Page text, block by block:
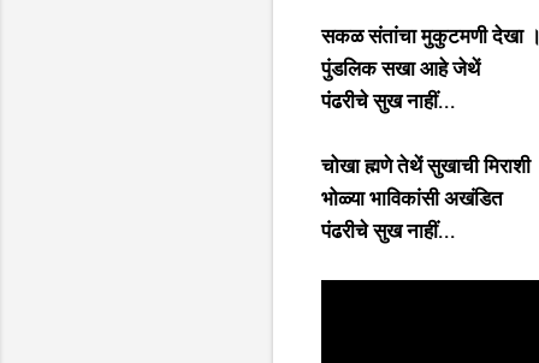
सकळ संतांचा मुकुटमणी देखा
पुंडलिक सखा आहे जेथें
पंढरीचे सुख नाहीं...
चोखा ह्मणे तेथें सुखाची मिराशी
भोळ्या भाविकांसी अखंडित
पंढरीचे सुख नाहीं...